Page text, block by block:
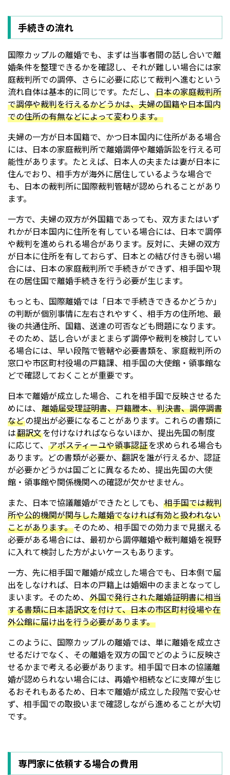
手続きの流れ
国際カップルの離婚でも、まずは当事者間の話し合いで離
婚条件を整理できるかを確認し、それが難しい場合には家
庭裁判所での調停、さらに必要に応じて裁判へ進むという
流れ自体は基本的に同じです。ただし、 日本の家庭裁判所
で調停や裁判を行えるかどうかは、夫婦の国籍や日本国内
での住所の有無などによって変わります。
夫婦の一方が日本国籍で、かつ日本国内に住所がある場合
には、日本の家庭裁判所で離婚調停や離婚訴訟を行える可
能性があります。たとえば、日本人の夫または妻が日本に
住んでおり、相手方が海外に居住しているような場合で
も、日本の裁判所に国際裁判管轄が認められることがあり
ます。
一方で、夫婦の双方が外国籍であっても、双方またはいず
れかが日本国内に住所を有している場合には、日本で調停
や裁判を進められる場合があります。反対に、夫婦の双方
が日本に住所を有しておらず、日本との結び付きも弱い場
合には、日本の家庭裁判所で手続きができず、相手国や現
在の居住国で離婚手続きを行う必要が生じます。
もっとも、国際離婚では「日本で手続きできるかどうか」
の判断が個別事情に左右されやすく、相手方の住所地、最
後の共通住所、国籍、送達の可否なども問題になります。
そのため、話し合いがまとまらず調停や裁判を検討してい
る場合には、早い段階で管轄や必要書類を、家庭裁判所の
窓口や市区町村役場の戸籍課、相手国の大使館・領事館な
どで確認しておくことが重要です。
日本で離婚が成立した場合、これを相手国で反映させるた
めには、 離婚届受理証明書、戸籍謄本、判決書、調停調書
などの提出が必要になることがあります。これらの書類に
は翻訳文を付けなければならないほか、提出先国の制度
に応じて、 アポスティーユや領事認証を求められる場合も
あります。どの書類が必要か、翻訳を誰が行えるか、認証
が必要かどうかは国ごとに異なるため、提出先国の大使
館・領事館や関係機関への確認が欠かせません。
また、日本で協議離婚ができたとしても、 相手国では裁判
所や公的機関が関与した離婚でなければ有効と扱われない
ことがあります。そのため、相手国での効力まで見据える
必要がある場合には、最初から調停離婚や裁判離婚を視野
に入れて検討した方がよいケースもあります。
一方、先に相手国で離婚が成立した場合でも、日本側で届
出をしなければ、日本の戸籍上は婚姻中のままとなってし
まいます。そのため、 外国で発行された離婚証明書に相当
する書類に日本語訳文を付けて、日本の市区町村役場や在
外公館に届け出を行う必要があります。
このように、国際カップルの離婚では、単に離婚を成立さ
せるだけでなく、その離婚を双方の国でどのように反映さ
せるかまで考える必要があります。相手国で日本の協議離
婚が認められない場合には、再婚や相続などに支障が生じ
るおそれもあるため、日本で離婚が成立した段階で安心せ
ず、相手国での取扱いまで確認しながら進めることが大切
です。
専門家に依頼する場合の費用